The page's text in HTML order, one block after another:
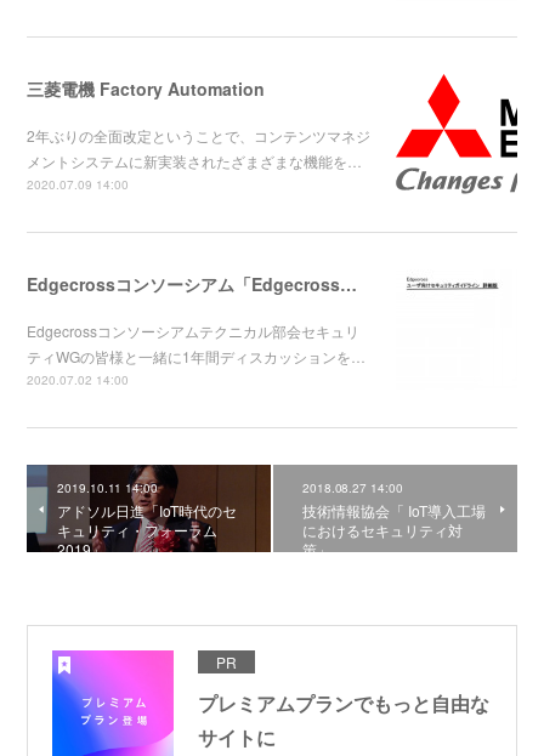
三菱電機 Factory Automation
2年ぶりの全面改定ということで、コンテンツマネジ
メントシステムに新実装されたざまざまな機能を…
2020.07.09 14:00
Edgecrossコンソーシアム「Edgecrossセキュリティガイドライン 詳細版 ver1.0.0」をリリース
Edgecrossコンソーシアムテクニカル部会セキュリ
ティWGの皆様と一緒に1年間ディスカッションを…
2020.07.02 14:00
2019.10.11 14:00
アドソル日進「IoT時代のセ
キュリティ・フォーラム
2019」
2018.08.27 14:00
技術情報協会「 IoT導入工場
におけるセキュリティ対
策」
PR
プレミアムプランでもっと自由な
サイトに